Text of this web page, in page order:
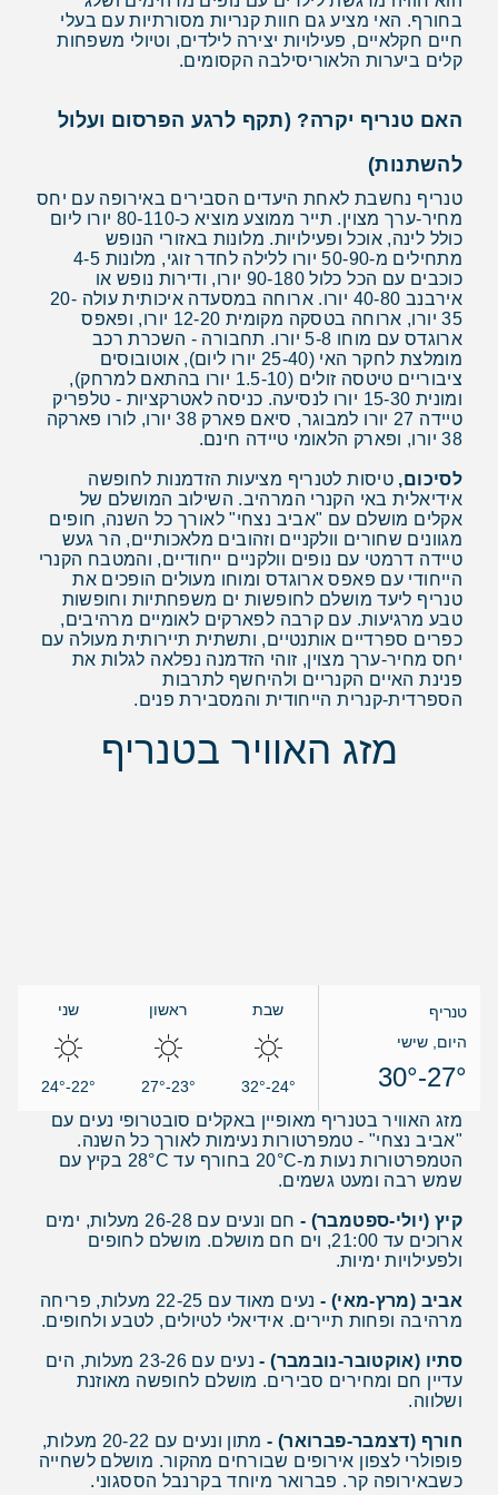
בחורף. האי מציע גם חוות קנריות מסורתיות עם בעלי
חיים חקלאיים, פעילויות יצירה לילדים, וטיולי משפחות
קלים ביערות הלאוריסילבה הקסומים.
האם טנריף יקרה? (תקף לרגע הפרסום ועלול
להשתנות)
טנריף נחשבת לאחת היעדים הסבירים באירופה עם יחס
מחיר-ערך מצוין. תייר ממוצע מוציא כ-80-110 יורו ליום
כולל לינה, אוכל ופעילויות. מלונות באזורי הנופש
מתחילים מ-50-90 יורו ללילה לחדר זוגי, מלונות 4-5
כוכבים עם הכל כלול 90-180 יורו, ודירות נופש או
אירבנב 40-80 יורו. ארוחה במסעדה איכותית עולה 20-
35 יורו, ארוחה בטסקה מקומית 12-20 יורו, ופאפס
ארוגדס עם מוחו 5-8 יורו. תחבורה - השכרת רכב
מומלצת לחקר האי (25-40 יורו ליום), אוטובוסים
ציבוריים טיטסה זולים (1.5-10 יורו בהתאם למרחק),
ומונית 15-30 יורו לנסיעה. כניסה לאטרקציות - טלפריק
טיידה 27 יורו למבוגר, סיאם פארק 38 יורו, לורו פארקה
38 יורו, ופארק הלאומי טיידה חינם.
לסיכום, טיסות לטנריף מציעות הזדמנות לחופשה
אידיאלית באי הקנרי המרהיב. השילוב המושלם של
אקלים מושלם עם "אביב נצחי" לאורך כל השנה, חופים
מגוונים שחורים וולקניים וזהובים מלאכותיים, הר געש
טיידה דרמטי עם נופים וולקניים ייחודיים, והמטבח הקנרי
הייחודי עם פאפס ארוגדס ומוחו מעולים הופכים את
טנריף ליעד מושלם לחופשות ים משפחתיות וחופשות
טבע מרגיעות. עם קרבה לפארקים לאומיים מרהיבים,
כפרים ספרדיים אותנטיים, ותשתית תיירותית מעולה עם
יחס מחיר-ערך מצוין, זוהי הזדמנה נפלאה לגלות את
פנינת האיים הקנריים ולהיחשף לתרבות
הספרדית-קנרית הייחודית והמסבירת פנים.
מזג האוויר בטנריף
טנריף
היום, שישי
27°-30°
שבת
24°-32°
ראשון
23°-27°
שני
22°-24°
מזג האוויר בטנריף מאופיין באקלים סובטרופי נעים עם
"אביב נצחי" - טמפרטורות נעימות לאורך כל השנה.
הטמפרטורות נעות מ-20°C בחורף עד 28°C בקיץ עם
שמש רבה ומעט גשמים.
קיץ (יולי-ספטמבר) -
חם ונעים עם 26-28 מעלות, ימים
ארוכים עד 21:00, וים חם מושלם. מושלם לחופים
ולפעילויות ימיות.
אביב (מרץ-מאי) -
נעים מאוד עם 22-25 מעלות, פריחה
מרהיבה ופחות תיירים. אידיאלי לטיולים, לטבע ולחופים.
סתיו (אוקטובר-נובמבר) -
נעים עם 23-26 מעלות, הים
עדיין חם ומחירים סבירים. מושלם לחופשה מאוזנת
ושלווה.
חורף (דצמבר-פברואר) -
מתון ונעים עם 20-22 מעלות,
פופולרי לצפון אירופים שבורחים מהקור. מושלם לשחייה
כשבאירופה קר. פברואר מיוחד בקרנבל הססגוני.